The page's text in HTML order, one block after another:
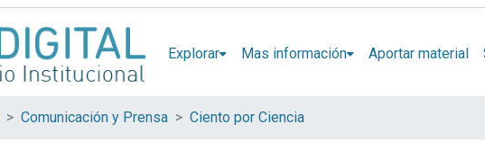
Explorar Mas información Aportar material
Comunicación y Prensa Ciento por Ciencia